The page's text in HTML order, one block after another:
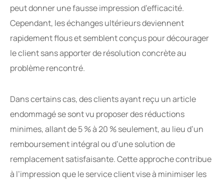
peut donner une fausse impression d’efficacité.
Cependant, les échanges ultérieurs deviennent
rapidement flous et semblent conçus pour décourager
le client sans apporter de résolution concrète au
problème rencontré.
Dans certains cas, des clients ayant reçu un article
endommagé se sont vu proposer des réductions
minimes, allant de 5 % à 20 % seulement, au lieu d’un
remboursement intégral ou d’une solution de
remplacement satisfaisante. Cette approche contribue
à l’impression que le service client vise à minimiser les